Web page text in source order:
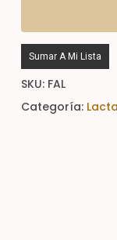
Sumar A Mi Lista
SKU: FAL
Categoría: